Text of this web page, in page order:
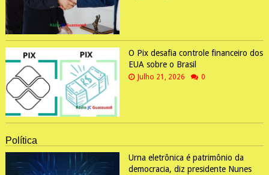
O Pix desafia controle financeiro dos
EUA sobre o Brasil
Julho 21, 2026 0
Política
Urna eletrônica é patrimônio da
democracia, diz presidente Nunes